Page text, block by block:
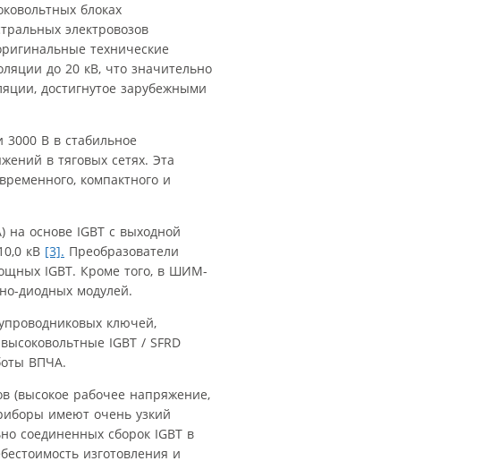
блоках
электровозов
технические
до 20 кВ, что значительно
достигнутое зарубежными
В в стабильное
в тяговых сетях. Эта
компактного и
на основе IGBT с выходной
кВ [3]. Преобразователи
IGBT. Кроме того, в ШИМ-
диодных модулей.
ключей,
IGBT / SFRD
ВПЧА.
(высокое рабочее напряжение,
имеют очень узкий
соединенных сборок IGBT в
изготовления и